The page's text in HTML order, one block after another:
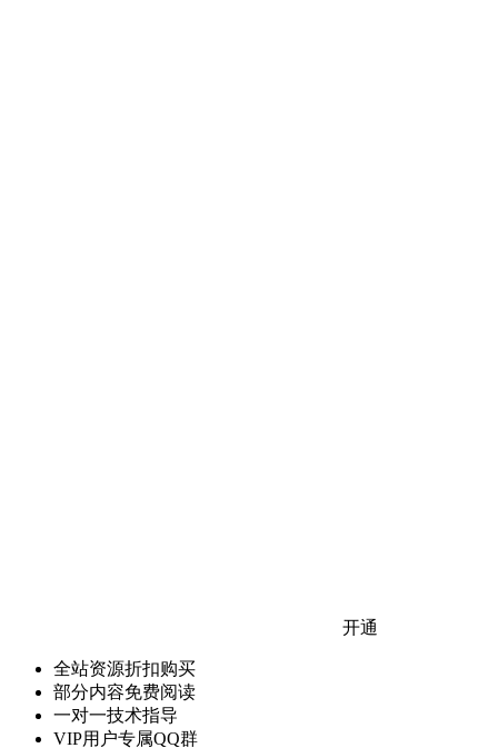
开通
全站资源折扣购买
部分内容免费阅读
一对一技术指导
VIP用户专属QQ群